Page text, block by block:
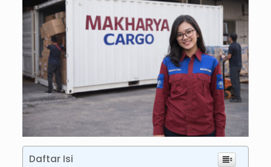
Daftar Isi